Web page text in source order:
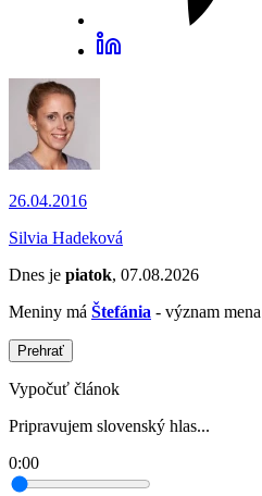
26.04.2016
Silvia Hadeková
Dnes je piatok, 07.08.2026
Meniny má Štefánia - význam mena
Prehrať
Vypočuť článok
Pripravujem slovenský hlas...
0:00